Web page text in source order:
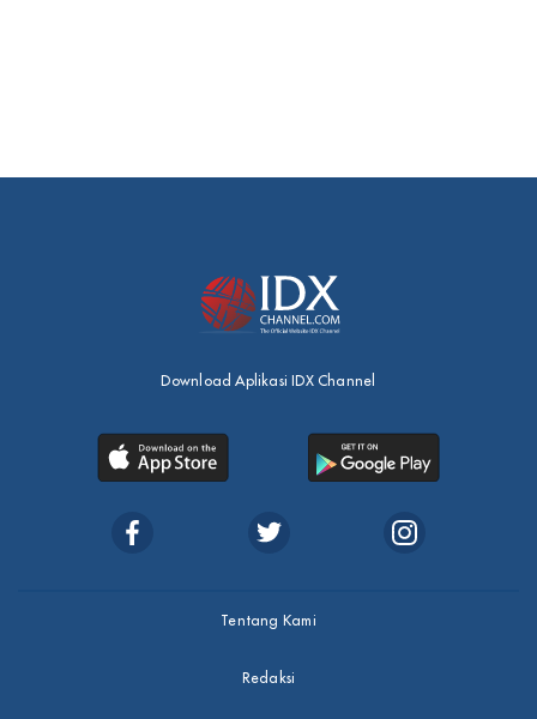
Download Aplikasi IDX Channel
Tentang Kami
Redaksi